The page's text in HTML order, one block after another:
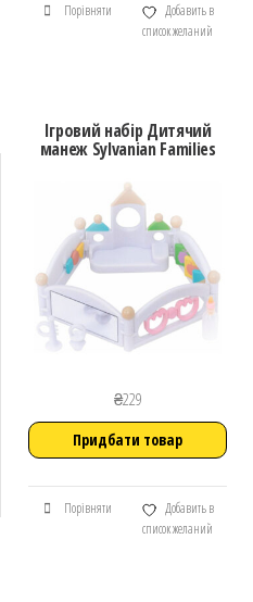
Порівняти
Добавить в
список желаний
Ігровий набір Дитячий
манеж Sylvanian Families
₴229
Придбати товар
Порівняти
Добавить в
список желаний